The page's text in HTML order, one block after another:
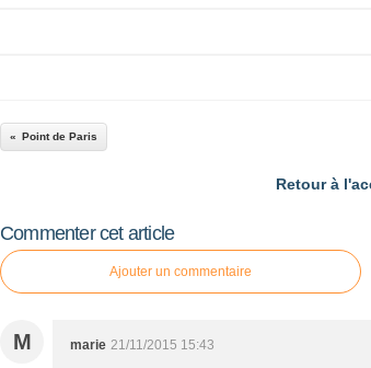
Point de Paris
Retour à
Commenter cet article
Ajouter un commentaire
M marie 21/11/2015 15:43